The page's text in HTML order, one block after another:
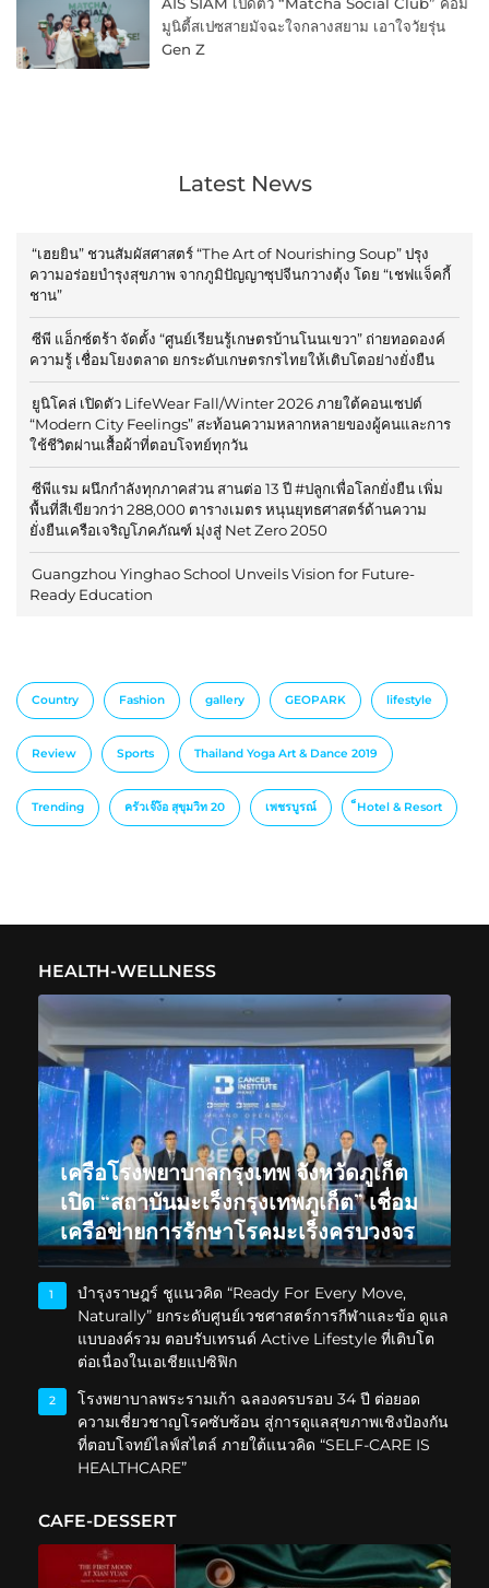
มูนิตี้สเปซสายมัจฉะใจกลางสยาม เอาใจวัยรุ่น
Gen Z
Latest News
“เฮยยิน” ชวนสัมผัสศาสตร์ “The Art of Nourishing Soup” ปรุง
ความอร่อยบำรุงสุขภาพ จากภูมิปัญญาซุปจีนกวางตุ้ง โดย “เชฟแจ็คกี้
ชาน”
ซีพี แอ็กซ์ตร้า จัดตั้ง “ศูนย์เรียนรู้เกษตรบ้านโนนเขวา” ถ่ายทอดองค์
ความรู้ เชื่อมโยงตลาด ยกระดับเกษตรกรไทยให้เติบโตอย่างยั่งยืน
ยูนิโคล่ เปิดตัว LifeWear Fall/Winter 2026 ภายใต้คอนเซปต์
“Modern City Feelings” สะท้อนความหลากหลายของผู้คนและการ
ใช้ชีวิตผ่านเสื้อผ้าที่ตอบโจทย์ทุกวัน
ซีพีแรม ผนึกกำลังทุกภาคส่วน สานต่อ 13 ปี #ปลูกเพื่อโลกยั่งยืน เพิ่ม
พื้นที่สีเขียวกว่า 288,000 ตารางเมตร หนุนยุทธศาสตร์ด้านความ
ยั่งยืนเครือเจริญโภคภัณฑ์ มุ่งสู่ Net Zero 2050
Guangzhou Yinghao School Unveils Vision for Future-
Ready Education
Country Fashion gallery GEOPARK lifestyle
Review Sports Thailand Yoga Art & Dance 2019
Trending ครัวเจ๊ง้อ สุขุมวิท 20 เพชรบูรณ์ ็Hotel & Resort
HEALTH-WELLNESS
เครือโรงพยาบาลกรุงเทพ จังหวัดภูเก็ต
เปิด “สถาบันมะเร็งกรุงเทพภูเก็ต” เชื่อม
เครือข่ายการรักษาโรคมะเร็งครบวงจร
1
บำรุงราษฎร์ ชูแนวคิด “Ready For Every Move,
Naturally” ยกระดับศูนย์เวชศาสตร์การกีฬาและข้อ ดูแล
แบบองค์รวม ตอบรับเทรนด์ Active Lifestyle ที่เติบโต
ต่อเนื่องในเอเชียแปซิฟิก
2
โรงพยาบาลพระรามเก้า ฉลองครบรอบ 34 ปี ต่อยอด
ความเชี่ยวชาญโรคซับซ้อน สู่การดูแลสุขภาพเชิงป้องกัน
ที่ตอบโจทย์ไลฟ์สไตล์ ภายใต้แนวคิด “SELF-CARE IS
HEALTHCARE”
CAFE-DESSERT